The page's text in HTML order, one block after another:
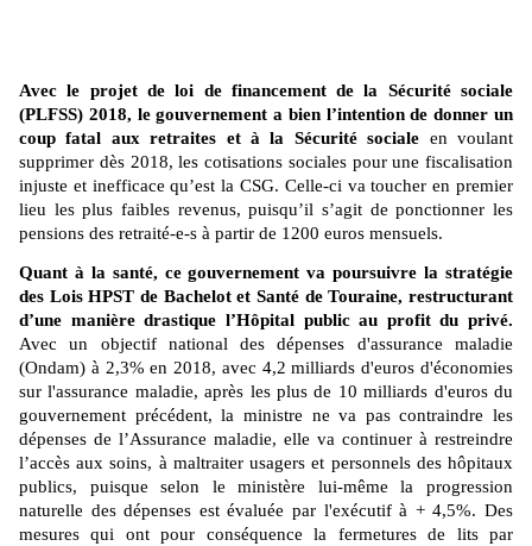
Avec le projet de loi de financement de la Sécurité sociale
(PLFSS) 2018, le gouvernement a bien l’intention de donner un
coup fatal aux retraites et à la Sécurité sociale en voulant
supprimer dès 2018, les cotisations sociales pour une fiscalisation
injuste et inefficace qu’est la CSG. Celle-ci va toucher en premier
lieu les plus faibles revenus, puisqu’il s’agit de ponctionner les
pensions des retraité-e-s à partir de 1200 euros mensuels.
Quant à la santé, ce gouvernement va poursuivre la stratégie
des Lois HPST de Bachelot et Santé de Touraine, restructurant
d’une manière drastique l’Hôpital public au profit du privé.
Avec un objectif national des dépenses d'assurance maladie
(Ondam) à 2,3% en 2018, avec 4,2 milliards d'euros d'économies
sur l'assurance maladie, après les plus de 10 milliards d'euros du
gouvernement précédent, la ministre ne va pas contraindre les
dépenses de l’Assurance maladie, elle va continuer à restreindre
l’accès aux soins, à maltraiter usagers et personnels des hôpitaux
publics, puisque selon le ministère lui-même la progression
naturelle des dépenses est évaluée par l'exécutif à + 4,5%. Des
mesures qui ont pour conséquence la fermetures de lits par